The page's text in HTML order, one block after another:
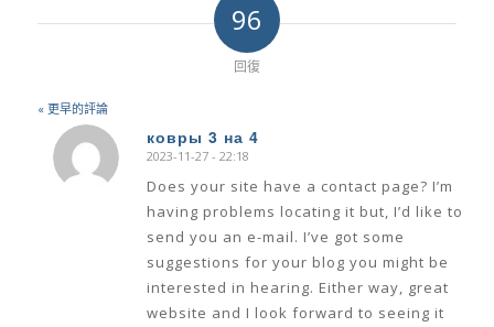
96
回復
« 更早的評論
ковры 3 на 4
says:
2023-11-27 - 22:18
Does your site have a contact page? I’m
having problems locating it but, I’d like to
send you an e-mail. I’ve got some
suggestions for your blog you might be
interested in hearing. Either way, great
website and I look forward to seeing it